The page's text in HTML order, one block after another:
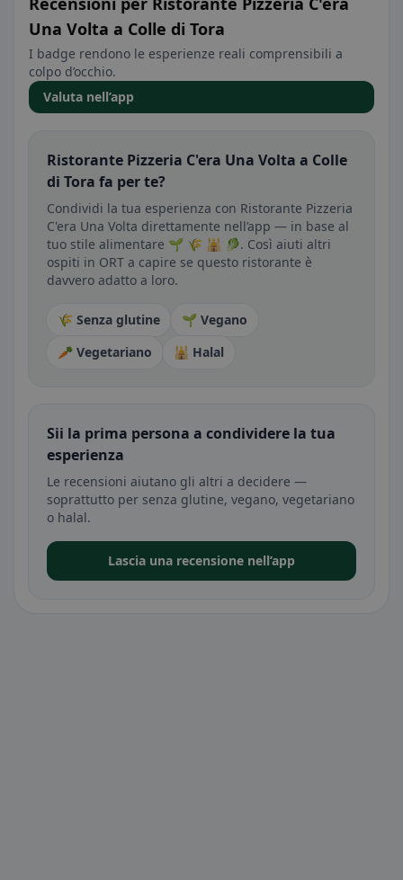
Una Volta a Colle di Tora
I badge rendono le esperienze reali comprensibili a
colpo d’occhio.
Valuta nell’app
Ristorante Pizzeria C'era Una Volta a Colle
di Tora fa per te?
Condividi la tua esperienza con Ristorante Pizzeria
C'era Una Volta direttamente nell’app — in base al
tuo stile alimentare 🌱 🌾 🕌 🥬. Così aiuti altri
ospiti in ORT a capire se questo ristorante è
davvero adatto a loro.
🌾 Senza glutine
🌱 Vegano
🥕 Vegetariano
🕌 Halal
Sii la prima persona a condividere la tua
esperienza
Le recensioni aiutano gli altri a decidere —
soprattutto per senza glutine, vegano, vegetariano
o halal.
Lascia una recensione nell’app